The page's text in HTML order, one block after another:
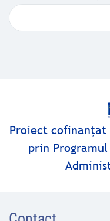
Proiect cofinanţat
prin